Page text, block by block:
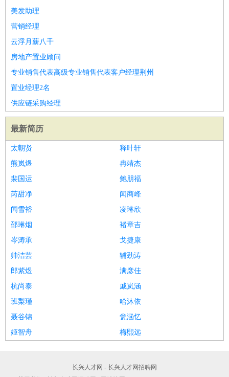
美发助理
营销经理
云浮月薪八千
房地产置业顾问
专业销售代表高级专业销售代表客户经理荆州
置业经理2名
供应链采购经理
最新简历
太朝贤
释叶轩
熊岚煜
冉靖杰
裴国运
鲍朋福
芮甜净
闻商峰
闻雪裕
凌琳欣
邵琳烟
褚章吉
岑涛承
戈捷康
帅洁芸
辅劲涛
郎紫煜
满彦佳
杭尚泰
戚岚涵
班梨瑾
哈沐依
聂谷锦
瓮涵忆
姬智舟
梅熙远
长兴人才网 - 长兴人才网招聘网